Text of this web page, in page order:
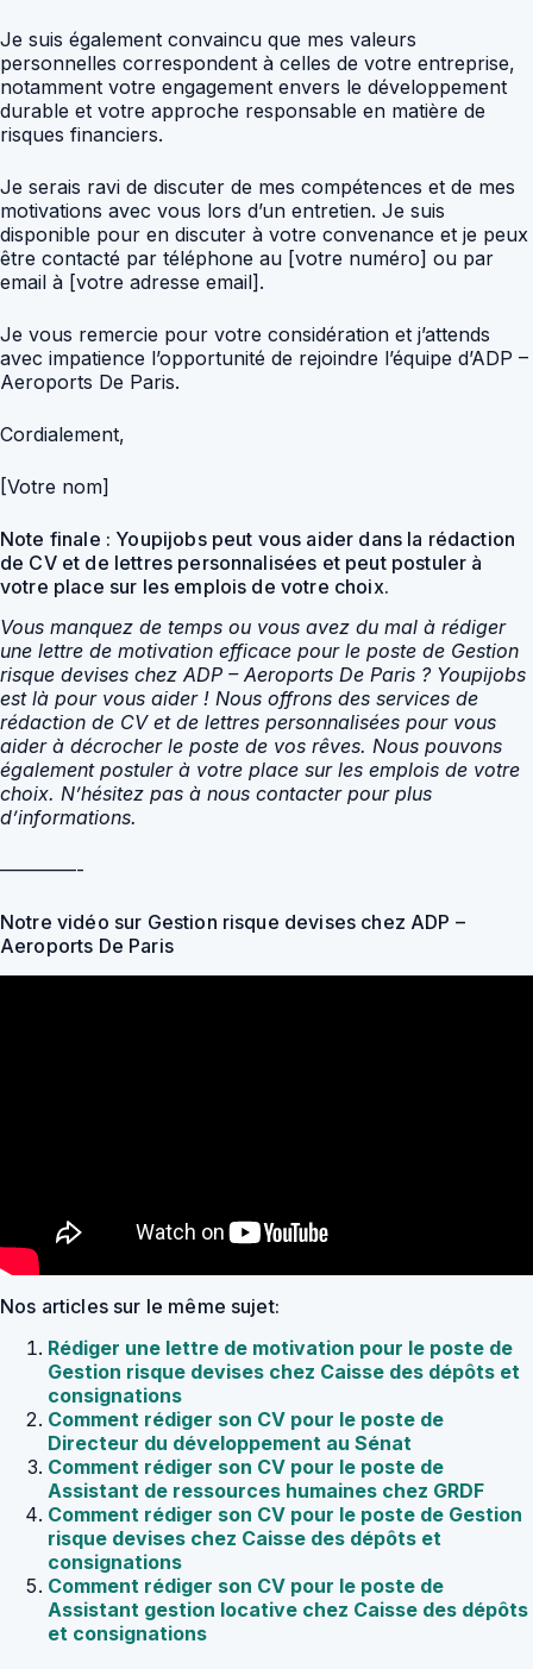
Je suis également convaincu que mes valeurs
personnelles correspondent à celles de votre entreprise,
notamment votre engagement envers le développement
durable et votre approche responsable en matière de
risques financiers.
Je serais ravi de discuter de mes compétences et de mes
motivations avec vous lors d’un entretien. Je suis
disponible pour en discuter à votre convenance et je peux
être contacté par téléphone au [votre numéro] ou par
email à [votre adresse email].
Je vous remercie pour votre considération et j’attends
avec impatience l’opportunité de rejoindre l’équipe d’ADP –
Aeroports De Paris.
Cordialement,
[Votre nom]
Note finale : Youpijobs peut vous aider dans la rédaction
de CV et de lettres personnalisées et peut postuler à
votre place sur les emplois de votre choix.
Vous manquez de temps ou vous avez du mal à rédiger
une lettre de motivation efficace pour le poste de Gestion
risque devises chez ADP – Aeroports De Paris ? Youpijobs
est là pour vous aider ! Nous offrons des services de
rédaction de CV et de lettres personnalisées pour vous
aider à décrocher le poste de vos rêves. Nous pouvons
également postuler à votre place sur les emplois de votre
choix. N’hésitez pas à nous contacter pour plus
d’informations.
————-
Notre vidéo sur Gestion risque devises chez ADP –
Aeroports De Paris
Nos articles sur le même sujet:
Rédiger une lettre de motivation pour le poste de
Gestion risque devises chez Caisse des dépôts et
consignations
Comment rédiger son CV pour le poste de
Directeur du développement au Sénat
Comment rédiger son CV pour le poste de
Assistant de ressources humaines chez GRDF
Comment rédiger son CV pour le poste de Gestion
risque devises chez Caisse des dépôts et
consignations
Comment rédiger son CV pour le poste de
Assistant gestion locative chez Caisse des dépôts
et consignations